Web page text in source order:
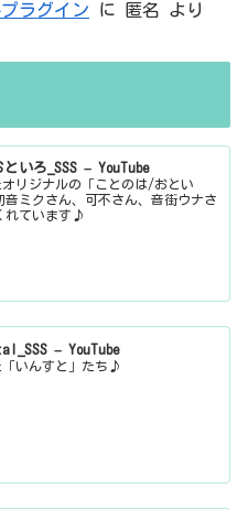
ラグイン に 匿名 より
いろ_SSS – YouTube
オリジナルの「ことのは/おとい
ミクさん、可不さん、音街ウナさ
れています♪
– YouTube
「いんすと」たち♪